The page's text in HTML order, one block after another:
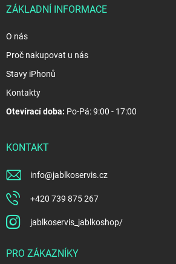
ZÁKLADNÍ INFORMACE
O nás
Proč nakupovat u nás
Stavy iPhonů
Kontakty
Otevírací doba: Po-Pá: 9:00 - 17:00
KONTAKT
info@jablkoservis.cz
+420 739 875 267
jablkoservis_jablkoshop/
PRO ZÁKAZNÍKY